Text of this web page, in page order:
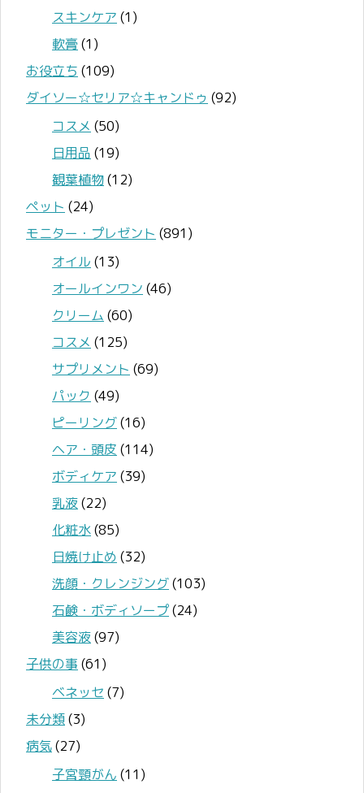
スキンケア (1)
軟膏(1)
お役立ち (109)
ダイソー☆セリア☆キャンドゥ (92)
コスメ (50)
日用品 (19)
観葉植物(12)
ペット (24)
モニター・プレゼント (891)
オイル (13)
オールインワン (46)
クリーム (60)
コスメ (125)
サプリメント (69)
パック (49)
ピーリング(16)
ヘア・頭皮 (114)
ボディケア (39)
乳液(22)
化粧水(85)
日焼け止め (32)
洗顔・クレンジング(103)
石鹸・ボディソープ(24)
美容液(97)
子供の事 (61)
ベネッセ (7)
未分類(3)
病気(27)
子宮頸がん (11)